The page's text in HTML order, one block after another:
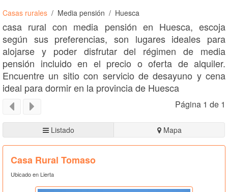
Casas rurales Media pensión Huesca
casa rural con media pensión en Huesca, escoja
según sus preferencias, son lugares ideales para
alojarse y poder disfrutar del régimen de media
pensión incluido en el precio o oferta de alquiler.
Encuentre un sitio con servicio de desayuno y cena
ideal para dormir en la provincia de Huesca
Página 1 de 1
Listado Mapa
Casa Rural Tomaso
Ubicado en Lierta